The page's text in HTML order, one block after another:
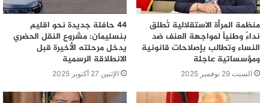
منظمة المرأة الاستقلالية تُطلق
نداءً وطنياً لمواجهة العنف ضد
النساء وتطالب بإصلاحات قانونية
ومؤسساتية عاجلة
السبت 29 نوفمبر 2025
44 حافلة جديدة نحو اقليم
بنسليمان: مشروع النقل الحضري
يدخل مرحلته الأخيرة قبل
الانطلاقة الرسمية
الإثنين 27 أكتوبر 2025